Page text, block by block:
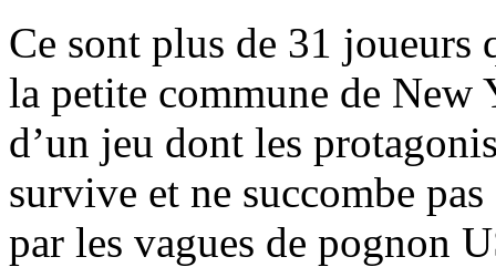
Ce sont plus de 31 joueurs
la petite commune de
d’un jeu dont les
survive et ne succombe
par les vagues de pognon